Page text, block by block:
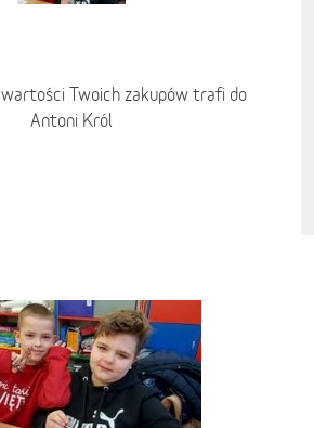
wartości Twoich zakupów trafi do
Antoni Król